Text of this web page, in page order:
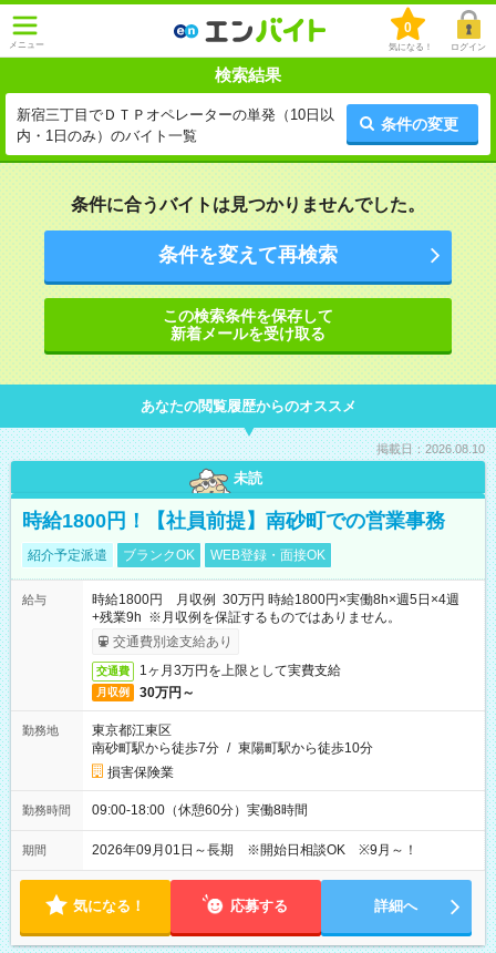
メニュー
0
気になる！ ログイン
検索結果
新宿三丁目でＤＴＰオペレーターの単発（10日以
内・1日のみ）のバイト一覧
条件の変更
条件に合うバイトは見つかりませんでした。
条件を変えて再検索
この検索条件を保存して
新着メールを受け取る
あなたの閲覧履歴からのオススメ
掲載日：2026.08.10
未読
時給1800円！【社員前提】南砂町での営業事務
紹介予定派遣 ブランクOK WEB登録・面接OK
給与
時給1800円 月収例 30万円 時給1800円×実働8h×週5日×4週
+残業9h ※月収例を保証するものではありません。
交通費別途支給あり
交通費 1ヶ月3万円を上限として実費支給
月収例 30万円～
勤務地
東京都江東区
南砂町駅から徒歩7分 / 東陽町駅から徒歩10分
損害保険業
勤務時間 09:00-18:00（休憩60分）実働8時間
期間 2026年09月01日～長期 ※開始日相談OK ※9月～！
気になる！ 応募する 詳細へ